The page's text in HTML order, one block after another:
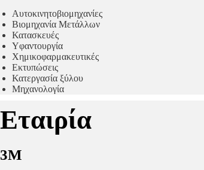
Αυτοκινητοβιομηχανίες
Βιομηχανία Μετάλλων
Κατασκευές
Yφαντουργία
Χημικοφαρμακευτικές
Εκτυπώσεις
Κατεργασία ξύλου
Μηχανολογία
Εταιρία
3M